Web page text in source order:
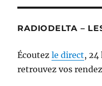
RADIODELTA –
Écoutezle direct, 24
retrouvez vos